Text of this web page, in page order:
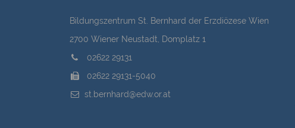
Bildungszentrum St. Bernhard der Erzdiözese Wien
2700 Wiener Neustadt, Domplatz 1
02622 29131
02622 29131-5040
st.bernhard@edw.or.at